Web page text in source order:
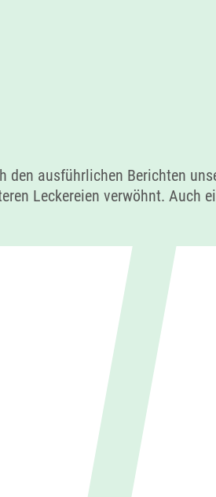
ausführlichen Berichten
Leckereien verwöhnt. Auch